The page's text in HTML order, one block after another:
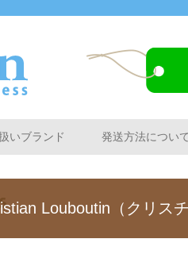
いブランド 発送方法につい
Louboutin（クリス